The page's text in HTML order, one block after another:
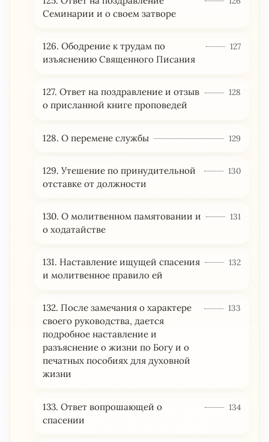
Семинарии и о своем затворе
126. Ободрение к трудам по
изъяснению Священного Писания
127
127. Ответ на поздравление и отзыв
о присланной книге проповедей
128
128. О перемене службы 129
129. Утешение по принудительной
отставке от должности
130
130. О молитвенном памятовании и
о ходатайстве
131
131. Наставление ищущей спасения
и молитвенное правило ей
132
132. После замечания о характере
своего руководства, дается
подробное наставление и
разъяснение о жизни по Богу и о
печатных пособиях для духовной
жизни
133
133. Ответ вопрошающей о
спасении
134